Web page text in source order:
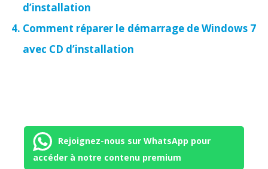
d’installation
Comment réparer le démarrage de Windows 7
avec CD d’installation
Rejoignez-nous sur WhatsApp pour
accéder à notre contenu premium